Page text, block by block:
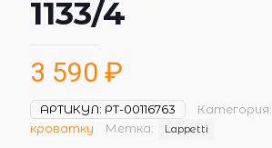
1133/4
3 590 ₽
АРТИКУЛ: РТ-00116763 Категория:
кроватку
Метка: Lappetti